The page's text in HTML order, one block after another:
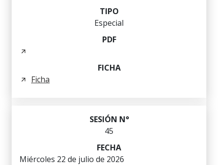
Especial
Ficha
45
Miércoles 22 de julio de 2026